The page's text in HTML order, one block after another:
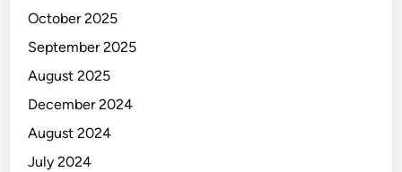
October 2025
September 2025
August 2025
December 2024
August 2024
July 2024